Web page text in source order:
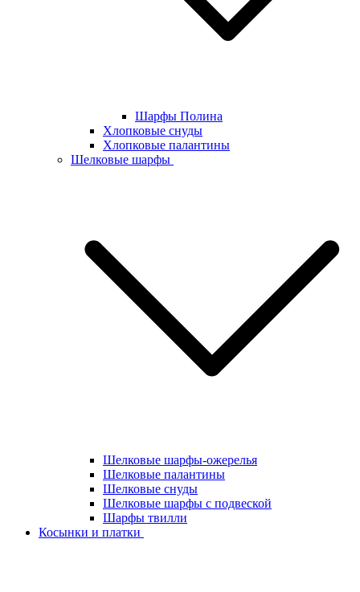
Шарфы Полина
Хлопковые снуды
Хлопковые палантины
Шелковые шарфы
Шелковые шарфы-ожерелья
Шелковые палантины
Шелковые снуды
Шелковые шарфы с подвеской
Шарфы твилли
Косынки и платки